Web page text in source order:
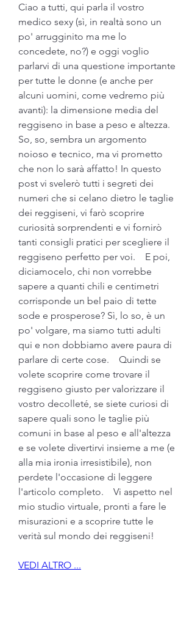
Ciao a tutti, qui parla il vostro
medico sexy (sì, in realtà sono un
po' arrugginito ma me lo
concedete, no?) e oggi voglio
parlarvi di una questione importante
per tutte le donne (e anche per
alcuni uomini, come vedremo più
avanti): la dimensione media del
reggiseno in base a peso e altezza.
So, so, sembra un argomento
noioso e tecnico, ma vi prometto
che non lo sarà affatto! In questo
post vi svelerò tutti i segreti dei
numeri che si celano dietro le taglie
dei reggiseni, vi farò scoprire
curiosità sorprendenti e vi fornirò
tanti consigli pratici per scegliere il
reggiseno perfetto per voi.    E poi,
diciamocelo, chi non vorrebbe
sapere a quanti chili e centimetri
corrisponde un bel paio di tette
sode e prosperose? Sì, lo so, è un
po' volgare, ma siamo tutti adulti
qui e non dobbiamo avere paura di
parlare di certe cose.    Quindi se
volete scoprire come trovare il
reggiseno giusto per valorizzare il
vostro decolleté, se siete curiosi di
sapere quali sono le taglie più
comuni in base al peso e all'altezza
e se volete divertirvi insieme a me (e
alla mia ironia irresistibile), non
perdete l'occasione di leggere
l'articolo completo.    Vi aspetto nel
mio studio virtuale, pronti a fare le
misurazioni e a scoprire tutte le
verità sul mondo dei reggiseni!
VEDI ALTRO ...